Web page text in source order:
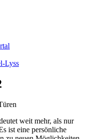
weit mehr, als nur
ist eine persönliche